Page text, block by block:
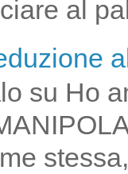
al
su Ho